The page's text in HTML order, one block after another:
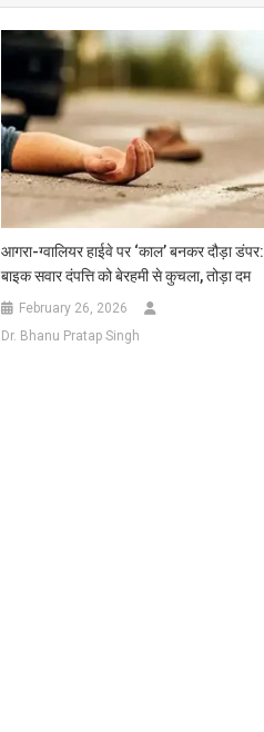
आगरा-ग्वालियर हाईवे पर ‘काल’ बनकर दौड़ा डंपर:
बाइक सवार दंपत्ति को बेरहमी से कुचला, तोड़ा दम
February 26, 2026
Dr. Bhanu Pratap Singh